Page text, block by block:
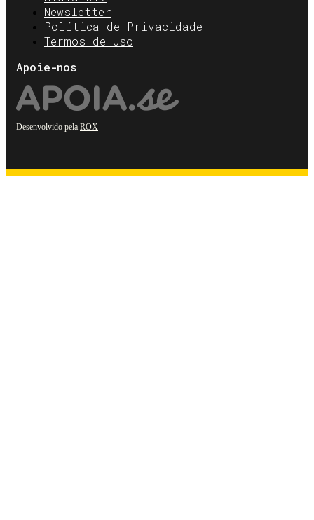
Newsletter
Política de Privacidade
Termos de Uso
Apoie-nos
Desenvolvido pela ROX